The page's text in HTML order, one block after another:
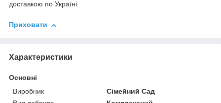
доставкою по Україні.
Приховати
Характеристики
Основні
Виробник
Сімейний Сад